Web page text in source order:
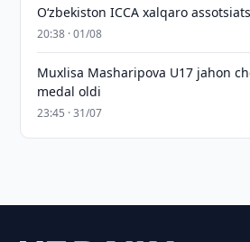
O‘zbekiston ICCA xalqaro
20:38 · 01/08
Muxlisa Masharipova U17 jahon
medal oldi
23:45 · 31/07